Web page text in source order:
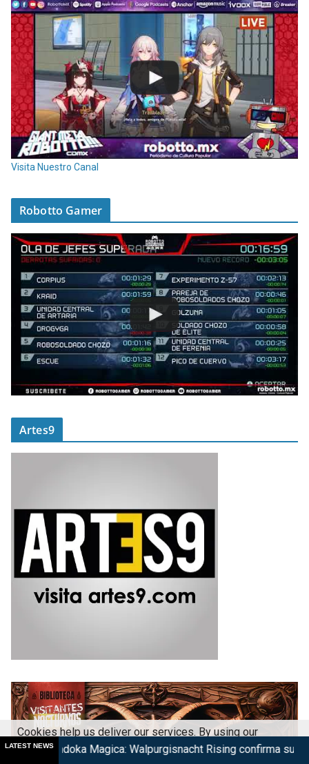
Visita Nuestro Canal
Robotto Gamer
Artes9
LATEST NEWS
Magica: Walpurgisnacht Rising confirma su estreno
Cookies help us deliver our services. By using our
services, you agree to our use of cookies.
Got it